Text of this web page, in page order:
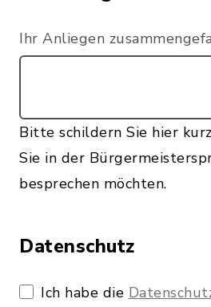
Ihr Anliegen
Bitte schildern Sie hier
Sie in der
besprechen möchten.
Datenschutz
Ich habe die